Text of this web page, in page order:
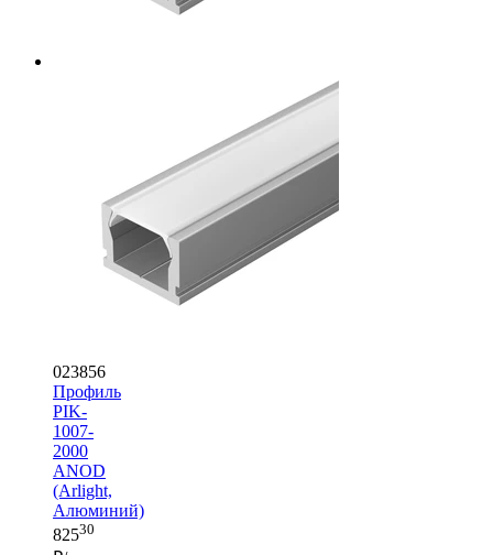
023856
Профиль
PIK-
1007-
2000
ANOD
(Arlight,
Алюминий)
82530